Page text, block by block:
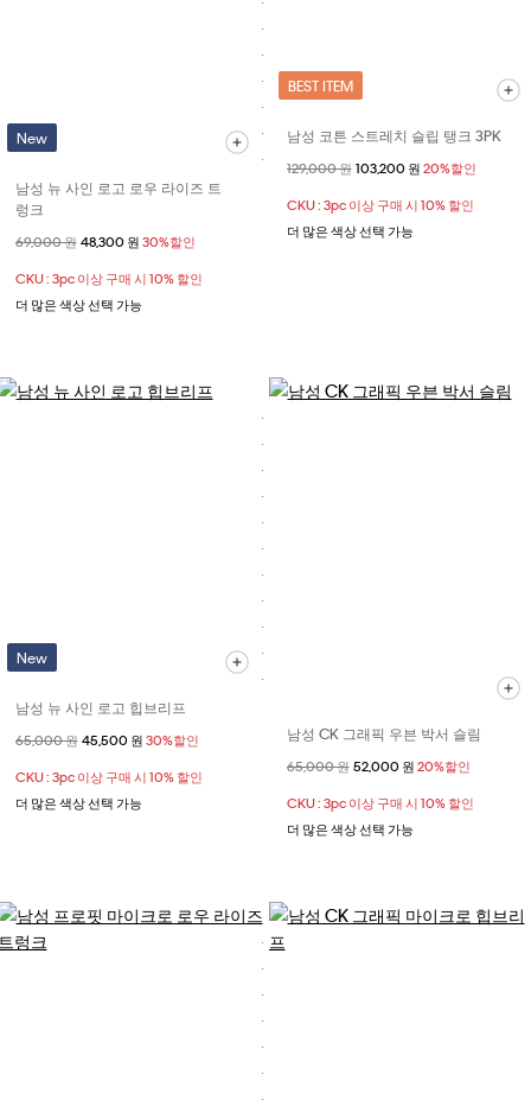
New
남성 뉴 사인 로고 로우 라이즈 트
렁크
할인 전 가격
69,000 원할인된 가격
48,300 원 30%할인
CKU : 3pc 이상 구매 시 10% 할인
더 많은 색상 선택 가능
BEST ITEM
남성 코튼 스트레치 슬립 탱크 3PK
할인 전 가격
129,000 원할인된 가격
103,200 원 20%할인
CKU : 3pc 이상 구매 시 10% 할인
더 많은 색상 선택 가능
New
남성 뉴 사인 로고 힙브리프
할인 전 가격
65,000 원할인된 가격
45,500 원 30%할인
CKU : 3pc 이상 구매 시 10% 할인
더 많은 색상 선택 가능
남성 CK 그래픽 우븐 박서 슬림
할인 전 가격
65,000 원할인된 가격
52,000 원 20%할인
CKU : 3pc 이상 구매 시 10% 할인
더 많은 색상 선택 가능